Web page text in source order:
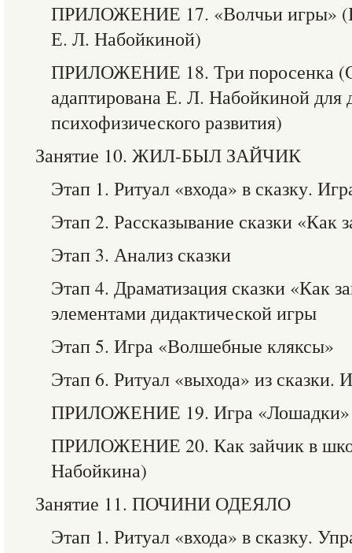
ПРИЛОЖЕНИЕ 17. «Волчьи игры»
Е. Л. Набойкиной)
ПРИЛОЖЕНИЕ 18. Три поросенка
адаптирована Е. Л. Набойкиной для
психофизического развития)
Занятие 10. ЖИЛ-БЫЛ ЗАЙЧИК
Этап 1. Ритуал «входа» в сказку.
Этап 2. Рассказывание сказки «Как
Этап 3. Анализ сказки
Этап 4. Драматизация сказки «Как
элементами дидактической игры
Этап 5. Игра «Волшебные кляксы»
Этап 6. Ритуал «выхода» из сказки.
ПРИЛОЖЕНИЕ 19. Игра «Лошадки»
ПРИЛОЖЕНИЕ 20. Как зайчик в
Набойкина)
Занятие 11. ПОЧИНИ ОДЕЯЛО
Этап 1. Ритуал «входа» в сказку.